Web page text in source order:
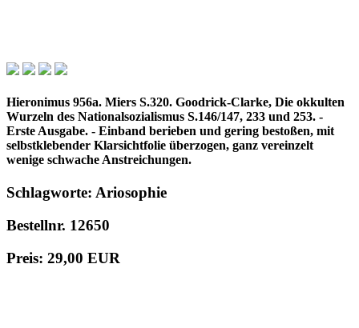
Hieronimus 956a. Miers S.320. Goodrick-Clarke, Die okkulten
Wurzeln des Nationalsozialismus S.146/147, 233 und 253. -
Erste Ausgabe. - Einband berieben und gering bestoßen, mit
selbstklebender Klarsichtfolie überzogen, ganz vereinzelt
wenige schwache Anstreichungen.
Schlagworte: Ariosophie
Bestellnr. 12650
Preis: 29,00 EUR